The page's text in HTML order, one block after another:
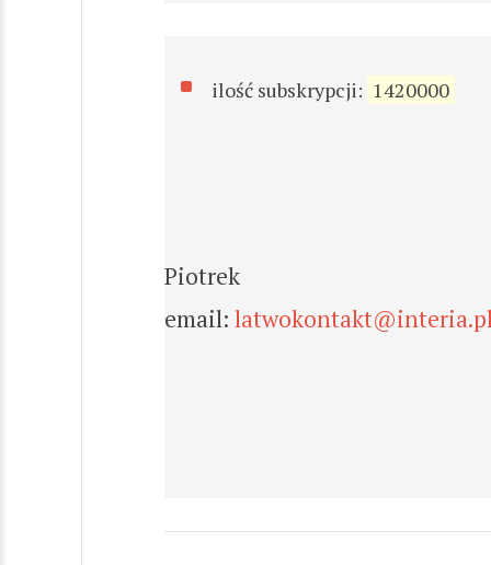
ilość subskrypcji: 1420000
Piotrek
email: